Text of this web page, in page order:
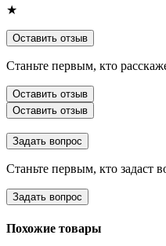
★
Оставить отзыв
Станьте первым, кто
Оставить отзыв
Оставить отзыв
Задать вопрос
Станьте первым, кто задаст
Задать вопрос
Похожие товары